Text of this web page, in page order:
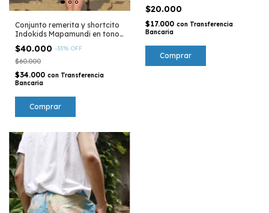
Conjunto remerita y shortcito
Indokids Mapamundi en tonos
$40.000 -33% OFF
$60.000
$34.000 con Transferencia
Bancaria
Comprar
$20.000
$17.000 con Transferencia
Bancaria